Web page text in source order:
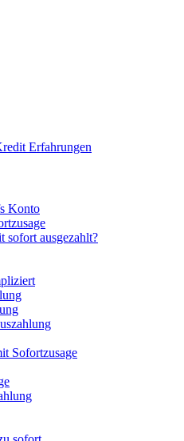
Erfahrungen
Konto
sofort ausgezahlt?
Sofortzusage